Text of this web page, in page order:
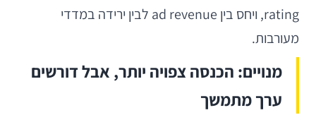
rating, ויחס בין ad revenue לבין ירידה במדדי
מעורבות.
מנויים: הכנסה צפויה יותר, אבל דורשים
ערך מתמשך